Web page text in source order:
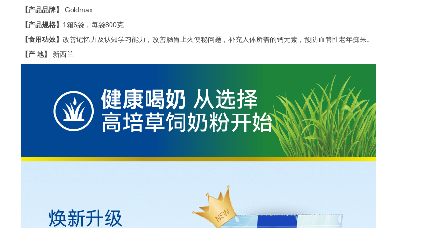
【产品品牌】
Goldmax
【产品规格】 1箱6袋，每袋800克
【食用功效】 改善记忆力及认知学习能力，改善肠胃上火便秘问题，补充人体所需的钙元素，预防血管性老年痴呆。
【产 地】
新西兰